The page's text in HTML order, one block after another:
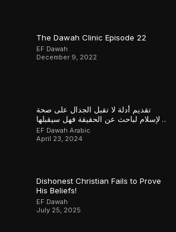
The Dawah Clinic Episode 22
EF Dawah
December 9, 2022
تقديم أدلة لا تقبل الجدال على صحة
الإسلام لباحث عن الحقيقة فهل سيقبلها
أم سيماطل؟
EF Dawah Arabic
April 23, 2024
Dishonest Christian Fails to Prove
His Beliefs!
EF Dawah
July 25, 2025